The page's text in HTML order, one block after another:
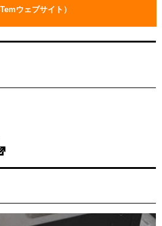
Temウェブサイト）